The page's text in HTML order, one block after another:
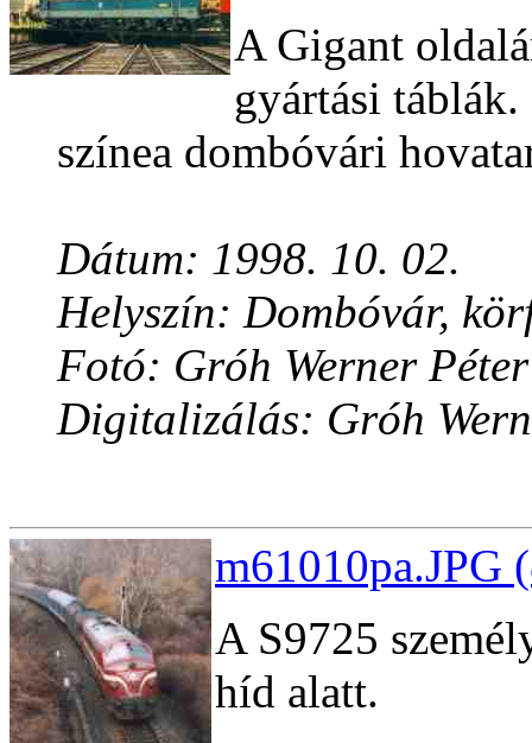
A Gigant
gyártási táblák.
színea dombóvári
Dátum: 1998. 10. 02.
Helyszín: Dombóvár,
Fotó: Gróh Werner Péter
Digitalizálás: Gróh
m61010pa.JPG
A S9725
híd alatt.